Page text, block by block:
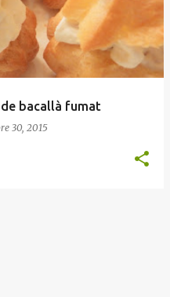
bacallà fumat
30, 2015